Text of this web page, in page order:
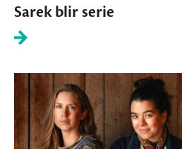
Sarek blir serie